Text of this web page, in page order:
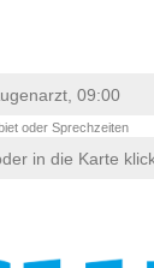
oder Sprechzeiten